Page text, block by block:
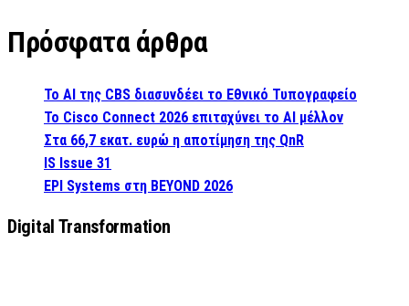
Πρόσφατα άρθρα
Το AI της CBS διασυνδέει το Εθνικό Τυπογραφείο
Το Cisco Connect 2026 επιταχύνει το AI μέλλον
Στα 66,7 εκατ. ευρώ η αποτίμηση της QnR
IS Issue 31
EPI Systems στη BEYOND 2026
Digital Transformation